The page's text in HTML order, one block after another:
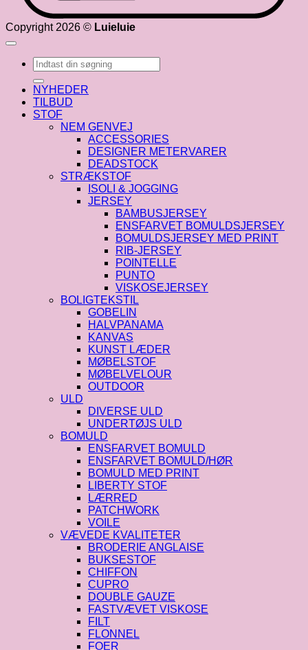
Copyright 2026 © Luieluie
Søg
efter:
NYHEDER
TILBUD
STOF
NEM GENVEJ
ACCESSORIES
DESIGNER METERVARER
DEADSTOCK
STRÆKSTOF
ISOLI & JOGGING
JERSEY
BAMBUSJERSEY
ENSFARVET BOMULDSJERSEY
BOMULDSJERSEY MED PRINT
RIB-JERSEY
POINTELLE
PUNTO
VISKOSEJERSEY
BOLIGTEKSTIL
GOBELIN
HALVPANAMA
KANVAS
KUNST LÆDER
MØBELSTOF
MØBELVELOUR
OUTDOOR
ULD
DIVERSE ULD
UNDERTØJS ULD
BOMULD
ENSFARVET BOMULD
ENSFARVET BOMULD/HØR
BOMULD MED PRINT
LIBERTY STOF
LÆRRED
PATCHWORK
VOILE
VÆVEDE KVALITETER
BRODERIE ANGLAISE
BUKSESTOF
CHIFFON
CUPRO
DOUBLE GAUZE
FASTVÆVET VISKOSE
FILT
FLONNEL
FOER